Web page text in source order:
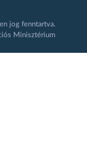
jog fenntartva.
Minisztérium